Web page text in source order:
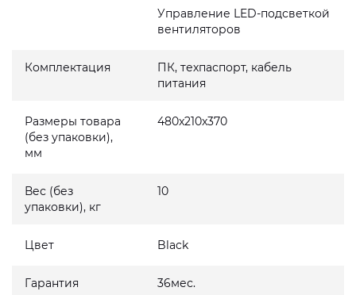
Управление LED-подсветкой
вентиляторов
Комплектация
ПК, техпаспорт, кабель
питания
Размеры товара
(без упаковки),
мм
480x210x370
Вес (без
упаковки), кг
10
Цвет Black
Гарантия 36мес.